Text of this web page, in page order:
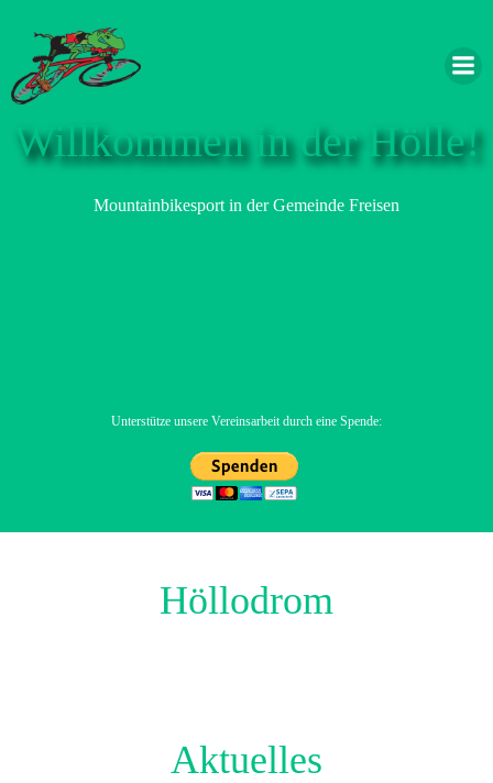
Willkommen in der Hölle!
Mountainbikesport in der Gemeinde Freisen
Unterstütze unsere Vereinsarbeit durch eine Spende:
Höllodrom
Aktuelles